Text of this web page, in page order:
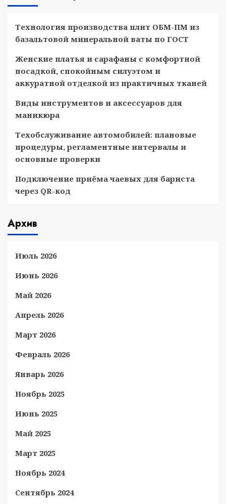
Технология производства плит ОБМ-ПМ из
базальтовой минеральной ваты по ГОСТ
Женские платья и сарафаны с комфортной
посадкой, спокойным силуэтом и
аккуратной отделкой из практичных тканей
Виды инструментов и аксессуаров для
маникюра
Техобслуживание автомобилей: плановые
процедуры, регламентные интервалы и
основные проверки
Подключение приёма чаевых для бариста
через QR-код
Архив
Июль 2026
Июнь 2026
Май 2026
Апрель 2026
Март 2026
Февраль 2026
Январь 2026
Ноябрь 2025
Июнь 2025
Май 2025
Март 2025
Ноябрь 2024
Сентябрь 2024